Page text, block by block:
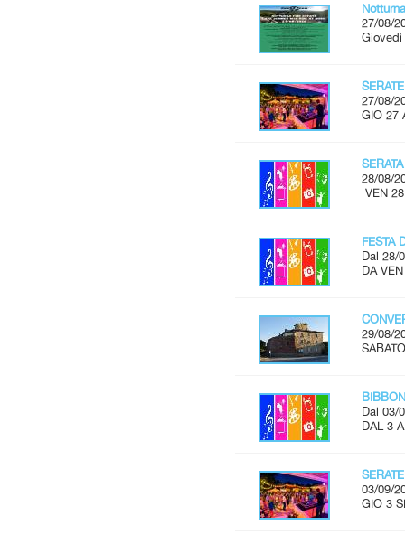
27/08/
Giovedì
27/08/
GIO 27
28/08/
VEN
FESTA
Dal 28/
DA
29/08/
Dal 03/
DAL 3
03/09/
GIO 3